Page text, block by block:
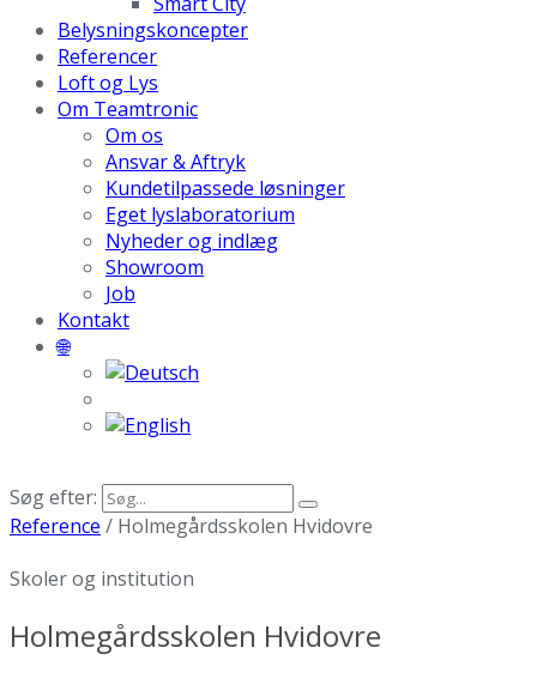
Belysningskoncepter
Referencer
Loft og Lys
Om Teamtronic
Om os
Ansvar & Aftryk
Kundetilpassede løsninger
Eget lyslaboratorium
Nyheder og indlæg
Showroom
Job
Kontakt
🌐
Søg efter:
Reference / Holmegårdsskolen Hvidovre
Skoler og institution
Holmegårdsskolen Hvidovre